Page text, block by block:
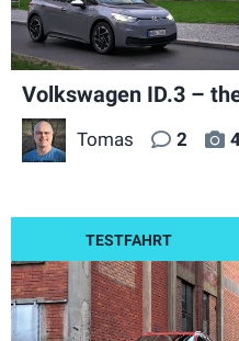
Volkswagen ID.3 –
Tomas 2